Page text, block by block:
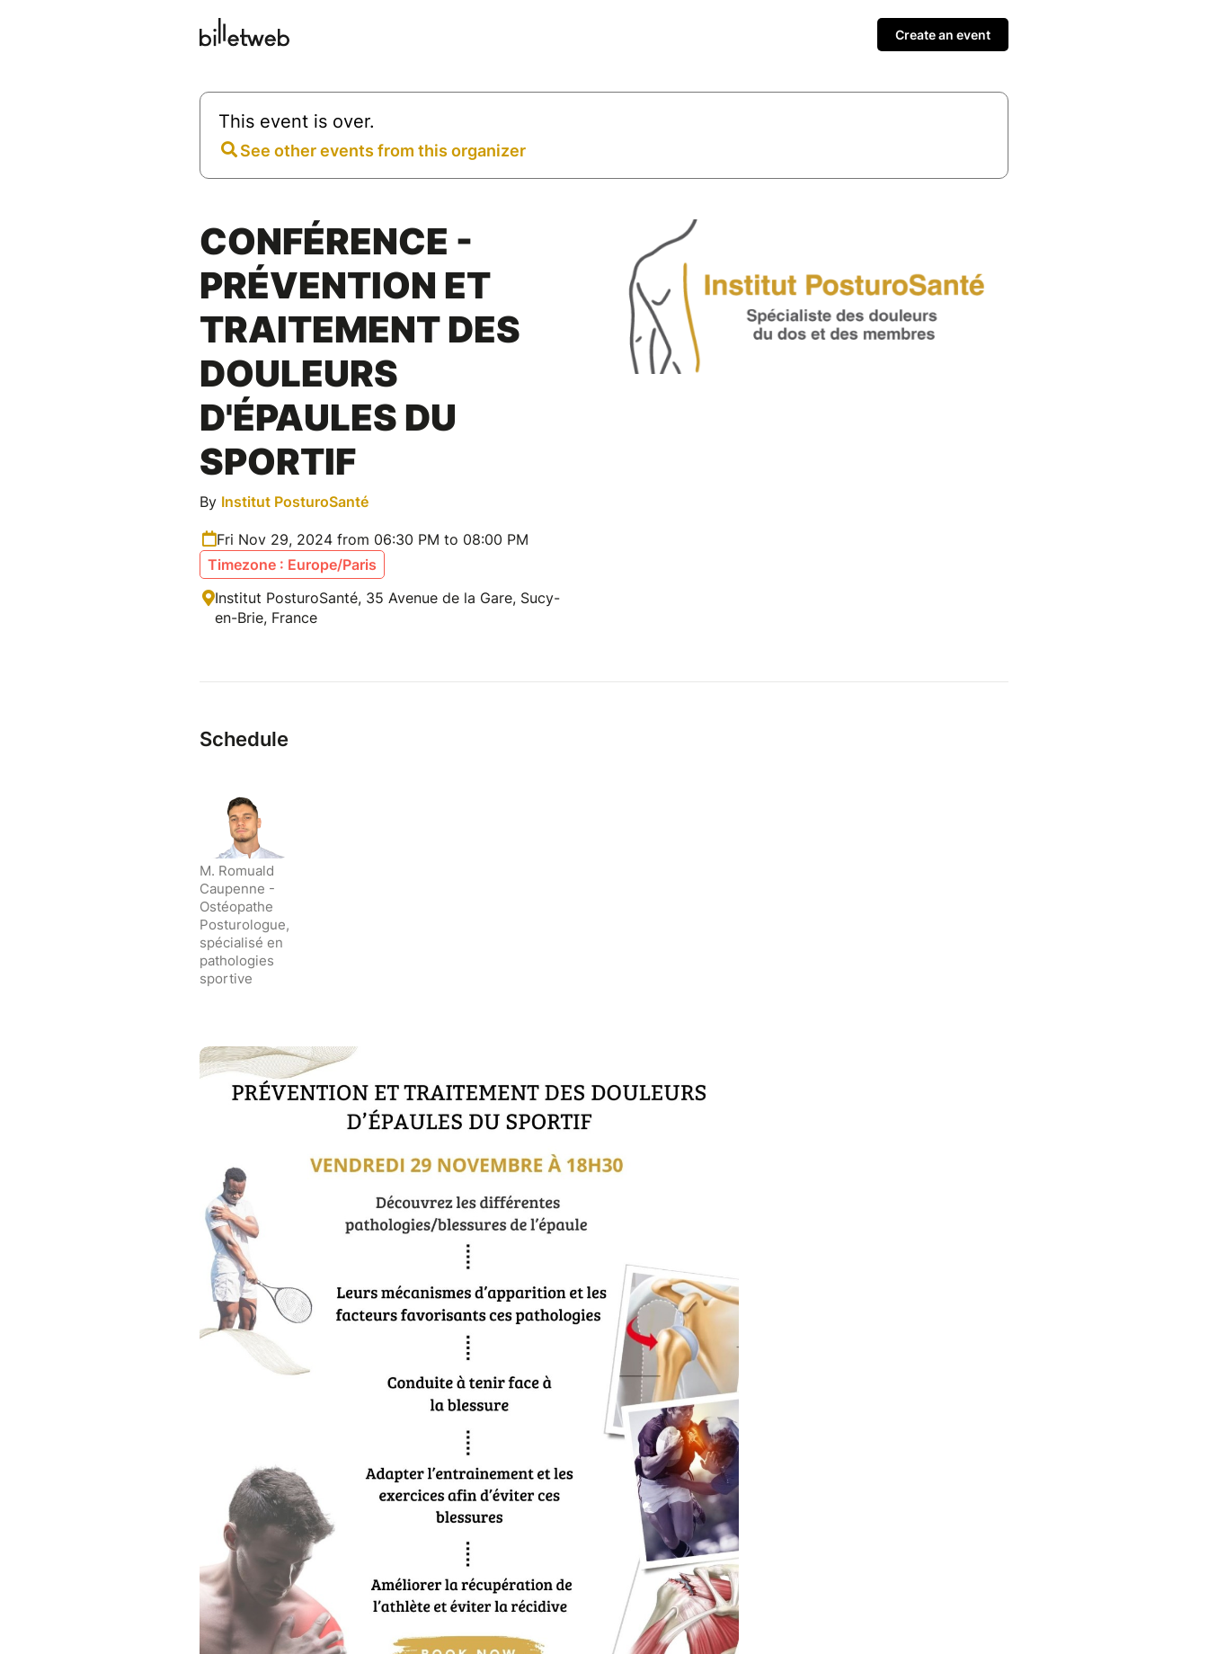
Create an event
This event is over.
See other events from this organizer
CONFÉRENCE -
PRÉVENTION ET
TRAITEMENT DES
DOULEURS
D'ÉPAULES DU
SPORTIF
By Institut PosturoSanté
Fri Nov 29, 2024 from 06:30 PM to 08:00 PM
Timezone : Europe/Paris
Institut PosturoSanté, 35 Avenue de la Gare, Sucy-
en-Brie, France
Schedule
M. Romuald
Caupenne -
Ostéopathe
Posturologue,
spécialisé en
pathologies
sportive